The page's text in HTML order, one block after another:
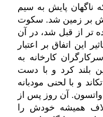
ناگهان پایش به سیم
بر زمین شد. سکوت
تر از قبل شد، در آن
این اتفاق بر اعتبار
کارخانه به
بلند کرد و با دست
و با لحنی مودبانه
آن روز پس از
همیشه خودش را